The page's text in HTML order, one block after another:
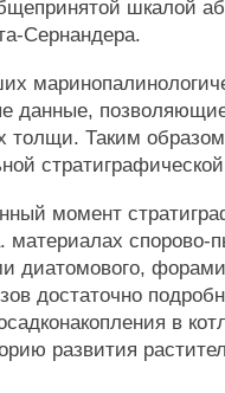
шкалой
Сернандера.
данные,
толщи. Таким
момент
спорово-
диатомового,
достаточно
в
развития